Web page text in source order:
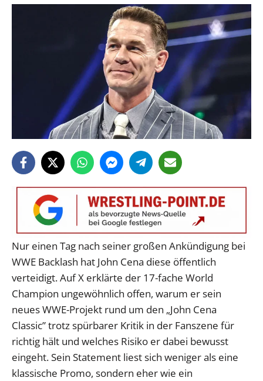
Nur einen Tag nach seiner großen Ankündigung bei
WWE Backlash hat John Cena diese öffentlich
verteidigt. Auf X erklärte der 17-fache World
Champion ungewöhnlich offen, warum er sein
neues WWE-Projekt rund um den „John Cena
Classic” trotz spürbarer Kritik in der Fanszene für
richtig hält und welches Risiko er dabei bewusst
eingeht. Sein Statement liest sich weniger als eine
klassische Promo, sondern eher wie ein